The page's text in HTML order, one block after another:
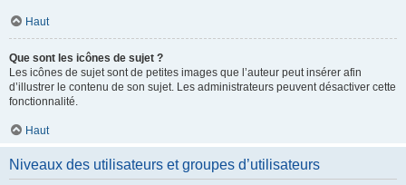
Haut
Que sont les icônes de sujet ?
Les icônes de sujet sont de petites images que l’auteur peut insérer afin
d’illustrer le contenu de son sujet. Les administrateurs peuvent désactiver cette
fonctionnalité.
Haut
Niveaux des utilisateurs et groupes d’utilisateurs